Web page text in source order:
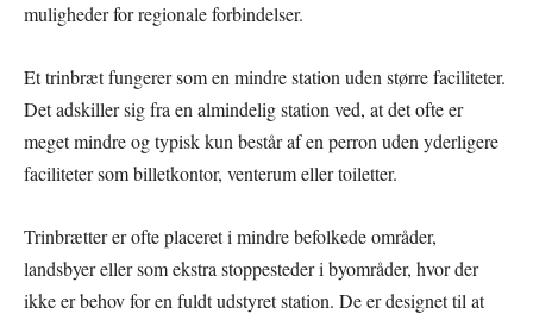
muligheder for regionale forbindelser.
Et trinbræt fungerer som en mindre station uden større faciliteter.
Det adskiller sig fra en almindelig station ved, at det ofte er
meget mindre og typisk kun består af en perron uden yderligere
faciliteter som billetkontor, venterum eller toiletter.
Trinbrætter er ofte placeret i mindre befolkede områder,
landsbyer eller som ekstra stoppesteder i byområder, hvor der
ikke er behov for en fuldt udstyret station. De er designet til at